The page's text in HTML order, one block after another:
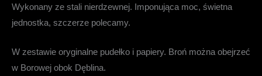
Wykonany ze stali nierdzewnej. Imponująca moc, świetna
jednostka, szczerze polecamy.
W zestawie oryginalne pudełko i papiery. Broń można obejrzeć
w Borowej obok Dęblina.